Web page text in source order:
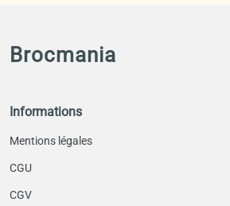
Brocmania
Informations
Mentions légales
CGU
CGV